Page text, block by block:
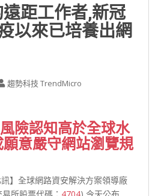
距工作者,新冠
以來已培養出網
趨勢科技 TrendMicro
險認知高於全球水
意嚴守網站瀏覽規
訊】全球網路資安解決方案領導廠